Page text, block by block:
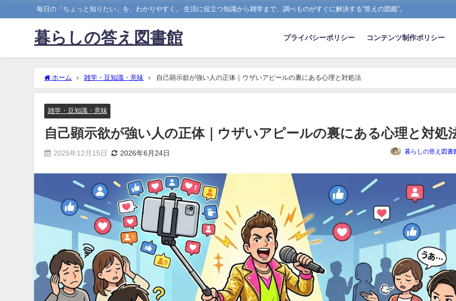
毎日の「ちょっと知りたい」を、わかりやすく。 生活に役立つ知識から雑学まで、調べものがすぐに解決する“答えの図鑑”。
暮らしの答え図書館 プライバシーポリシー コンテンツ制作ポリシー
ホーム 雑学・豆知識・意味 自己顕示欲が強い人の正体｜ウザいアピールの裏にある心理と対処法
雑学・豆知識・意味
自己顕示欲が強い人の正体｜ウザいアピールの裏にある心理と対処
2025年12月15日 2026年6月24日 暮らしの答え図書